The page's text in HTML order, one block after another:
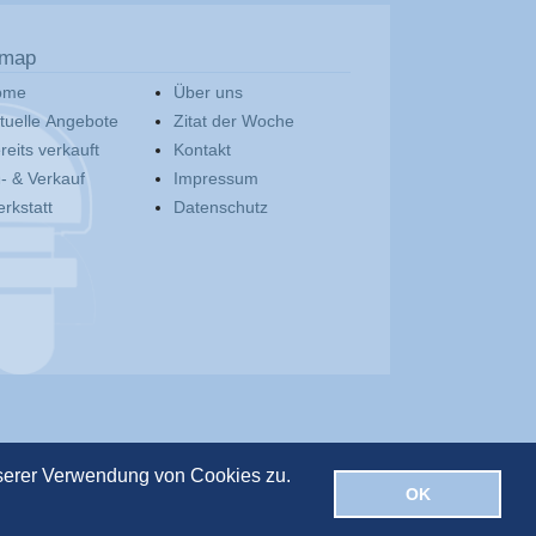
Verwendung von Cookies zu.
OK
Angebote
verkauft
& Verkauf
Über uns
Zitat der Woche
Kontakt
Impressum
Datenschutz